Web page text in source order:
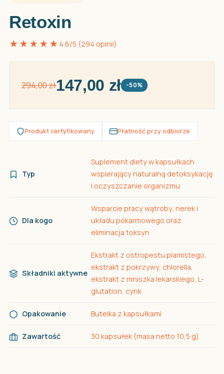
Retoxin
★★★★★ 4.6/5 (294 opinii)
294,00 zł147,00 zł -50%
Produkt certyfikowany Płatność przy odbiorze
Typ
Suplement diety w kapsułkach
wspierający naturalną detoksykację
i oczyszczanie organizmu
Dla kogo
Wsparcie pracy wątroby, nerek i
układu pokarmowego oraz
eliminacja toksyn
Składniki aktywne
Ekstrakt z ostropestu plamistego,
ekstrakt z pokrzywy, chlorella,
ekstrakt z mniszka lekarskiego, L-
glutation, cynk
Opakowanie Butelka z kapsułkami
Zawartość 30 kapsułek (masa netto 10,5 g)